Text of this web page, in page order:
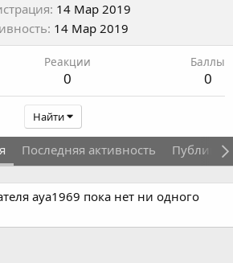
14 Мар 2019
14 Мар 2019
Реакции
0
Баллы
0
Найти
Последняя активность
aya1969 пока нет ни одного